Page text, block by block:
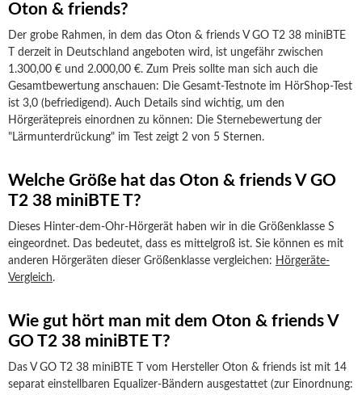
Oton & friends?
Der grobe Rahmen, in dem das Oton & friends V GO T2 38 miniBTE
T derzeit in Deutschland angeboten wird, ist ungefähr zwischen
1.300,00 € und 2.000,00 €. Zum Preis sollte man sich auch die
Gesamtbewertung anschauen: Die Gesamt-Testnote im HörShop-Test
ist 3,0 (befriedigend). Auch Details sind wichtig, um den
Hörgerätepreis einordnen zu können: Die Sternebewertung der
"Lärmunterdrückung" im Test zeigt 2 von 5 Sternen.
Welche Größe hat das Oton & friends V GO
T2 38 miniBTE T?
Dieses Hinter-dem-Ohr-Hörgerät haben wir in die Größenklasse S
eingeordnet. Das bedeutet, dass es mittelgroß ist. Sie können es mit
anderen Hörgeräten dieser Größenklasse vergleichen: Hörgeräte-
Vergleich.
Wie gut hört man mit dem Oton & friends V
GO T2 38 miniBTE T?
Das V GO T2 38 miniBTE T vom Hersteller Oton & friends ist mit 14
separat einstellbaren Equalizer-Bändern ausgestattet (zur Einordnung: